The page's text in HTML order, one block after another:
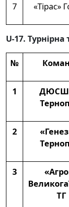
7 «Тірас»
U-17. Турнірна
№
1
ДЮСШ
2
3
ТГ